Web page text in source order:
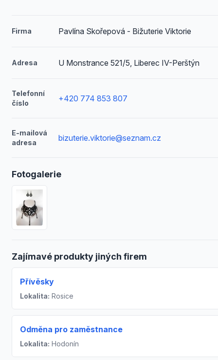
Firma Pavlína Skořepová - Bižuterie Viktorie
Adresa U Monstrance 521/5, Liberec IV-Perštýn
Telefonní
číslo
+420 774 853 807
E-mailová
adresa
bizuterie.viktorie@seznam.cz
Fotogalerie
Zajímavé produkty jiných firem
Přívěsky
Lokalita: Rosice
Odměna pro zaměstnance
Lokalita: Hodonín